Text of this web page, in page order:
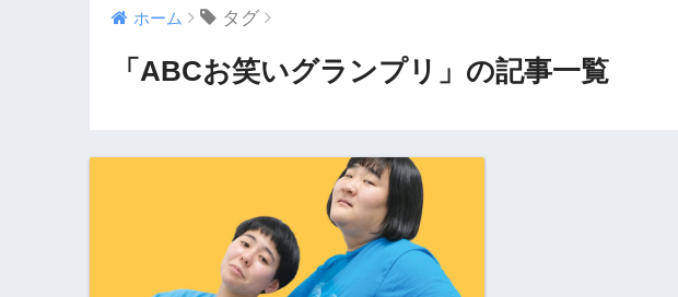
ホーム タグ
「ABCお笑いグランプリ」の記事一覧